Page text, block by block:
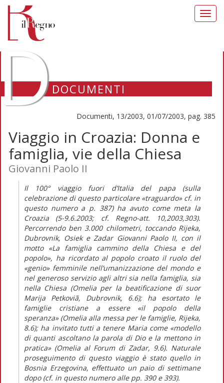
DOCUMENTI
Documenti, 13/2003, 01/07/2003, pag. 385
Viaggio in Croazia: Donna e
famiglia, vie della Chiesa
Giovanni Paolo II
Il 100° viaggio fuori d’Italia del papa (sulla
celebrazione di questo particolare «traguardo» cf. in
questo numero a p. 387) ha avuto come meta la
Croazia (5-9.6.2003; cf. Regno-att. 10,2003,303).
Percorrendo ben 3.000 chilometri, toccando Rijeka,
Dubrovnik, Osiek e Zadar Giovanni Paolo II, con il
motto «La famiglia cammino della Chiesa e del
popolo», ha ricordato al popolo croato il ruolo del
«genio» femminile nell’umanizzazione del mondo e
nel generoso servizio agli altri sia nella famiglia, sia
nella Chiesa (Omelia per la beatificazione di suor
Marija Petkoviã, Dubrovnik, 6.6); ha esortato le
famiglie cristiane a essere «il popolo della
speranza» (Omelia alla messa per le famiglie, Rijeka,
8.6); ha invitato tutti a tenere Maria come «modello
di quanti ascoltano la parola di Dio e la mettono in
pratica» (Omelia al Forum di Zadar, 9.6). Naturale
proseguimento di questo viaggio è stato quello in
Bosnia Erzegovina, effettuato un paio di settimane
dopo (cf. in questo numero alle pp. 390 e 393).